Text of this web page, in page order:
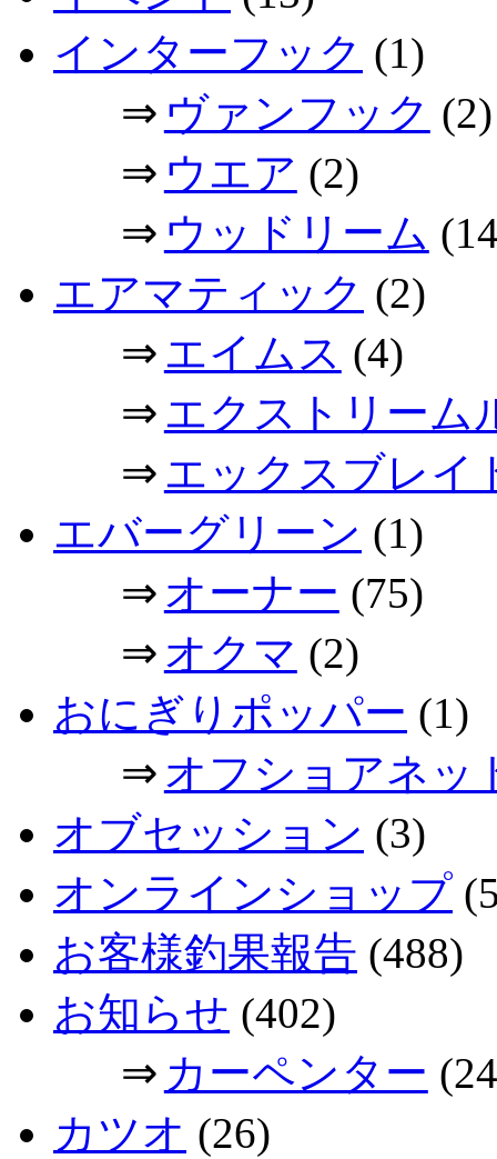
インターフック (1)
⇒ ヴァンフック (2)
⇒ ウエア (2)
⇒ ウッドリーム
エアマティック (2)
⇒ エイムス (4)
⇒ エクストリーム
⇒ エックスブレイ
エバーグリーン (1)
⇒ オーナー (75)
⇒ オクマ (2)
おにぎりポッパー (1)
⇒ オフショアネッ
オブセッション (3)
オンラインショップ
お客様釣果報告 (488)
お知らせ (402)
⇒ カーペンター
カツオ (26)